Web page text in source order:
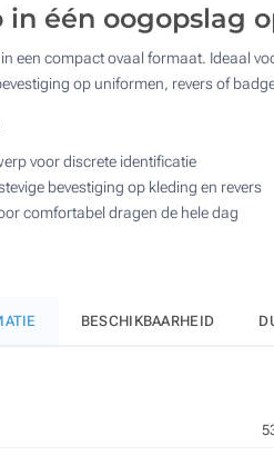
in één oogopslag
een compact ovaal formaat. Ideaal
op uniformen, revers of
voor discrete identificatie
bevestiging op kleding en revers
comfortabel dragen de hele dag
BESCHIKBAARHEID